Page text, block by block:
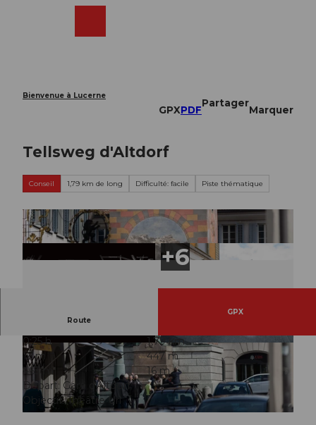
Bienvenue à Lucerne
GPXPDF
Partager
Marquer
Tellsweg d'Altdorf
Conseil 1,79 km de long Difficulté: facile Piste thématique
© Uri Tourismus AG, Uri Tourismus © Uri Tourismus AG, Uri Tourismus
Route
GPX
0:25 h
1,79 km
16 m
447 m
463 m
16 m
Départ: Gare d'Altdorf
Objectif: Théâtre Uri